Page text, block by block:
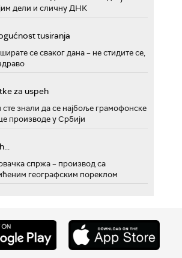
дели и сличну ДНК
tusiranja
се сваког дана – не стидите се,
za uspeh
знали да се најбоље грамофонске
производе у Србији
спржа – производ са
географским пореклом